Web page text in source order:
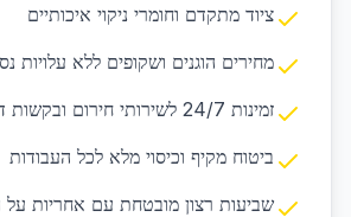
ציוד מתקדם וחומרי ניקוי איכותיים
מחירים הוגנים ושקופים ללא עלויות
זמינות 24/7 לשירותי חירום ובקשות דחופות
ביטוח מקיף וכיסוי מלא לכל העבודות
שביעות רצון מובטחת עם אחריות על